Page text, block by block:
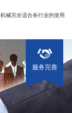
械完全适合各行业的使用
服务完善